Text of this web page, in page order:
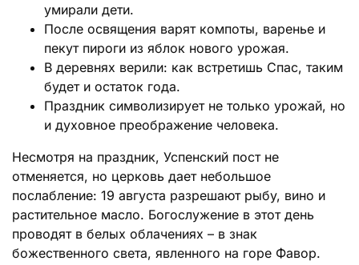
умирали дети.
После освящения варят компоты, варенье и
пекут пироги из яблок нового урожая.
В деревнях верили: как встретишь Спас, таким
будет и остаток года.
Праздник символизирует не только урожай, но
и духовное преображение человека.
Несмотря на праздник, Успенский пост не
отменяется, но церковь дает небольшое
послабление: 19 августа разрешают рыбу, вино и
растительное масло. Богослужение в этот день
проводят в белых облачениях – в знак
божественного света, явленного на горе Фавор.